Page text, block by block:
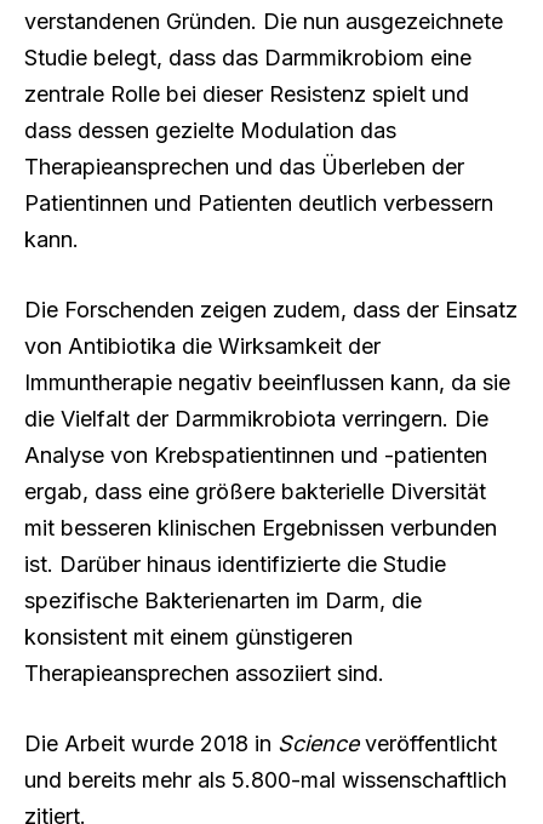
verstandenen Gründen. Die nun ausgezeichnete
Studie belegt, dass das Darmmikrobiom eine
zentrale Rolle bei dieser Resistenz spielt und
dass dessen gezielte Modulation das
Therapieansprechen und das Überleben der
Patientinnen und Patienten deutlich verbessern
kann.
Die Forschenden zeigen zudem, dass der Einsatz
von Antibiotika die Wirksamkeit der
Immuntherapie negativ beeinflussen kann, da sie
die Vielfalt der Darmmikrobiota verringern. Die
Analyse von Krebspatientinnen und -patienten
ergab, dass eine größere bakterielle Diversität
mit besseren klinischen Ergebnissen verbunden
ist. Darüber hinaus identifizierte die Studie
spezifische Bakterienarten im Darm, die
konsistent mit einem günstigeren
Therapieansprechen assoziiert sind.
Die Arbeit wurde 2018 in Scienceveröffentlicht
und bereits mehr als 5.800-mal wissenschaftlich
zitiert.